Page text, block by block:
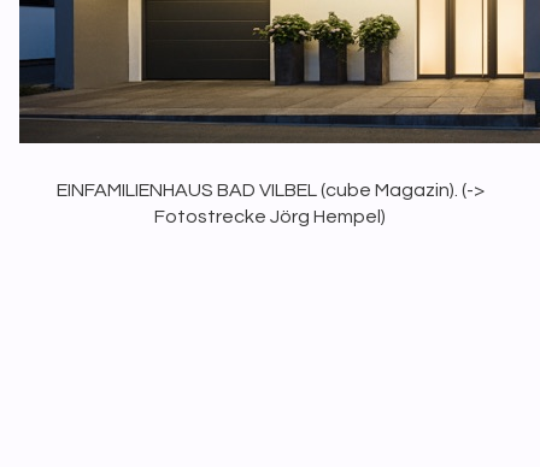
EINFAMILIENHAUS BAD VILBEL (cube Magazin). (->
Fotostrecke Jörg Hempel )